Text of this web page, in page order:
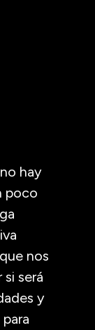
no hay
poco
nos
será
y